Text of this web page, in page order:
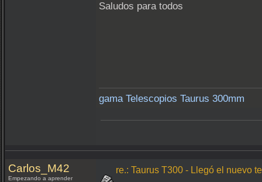
Saludos para todos
gama Telescopios Taurus 300mm
Carlos_M42
Empezando a aprender
re.: Taurus T300 - Llegó el nuevo